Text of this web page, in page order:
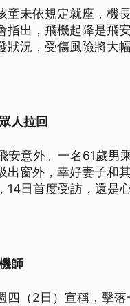
童未依規定就座，機
指出，飛機起降是飛
況，受傷風險將大
人拉回
安意外。一名61歲男
出窗外，幸好妻子和
日首度受訪，還是心
師
四（2日）宣稱，擊